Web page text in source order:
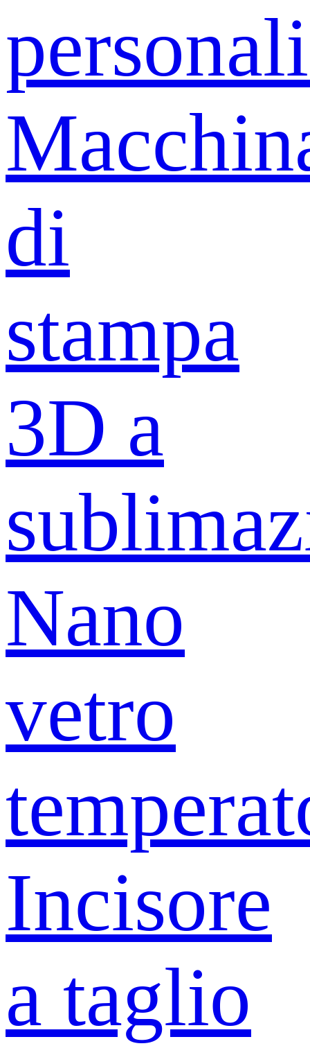
di
stampa
3D a
Nano
vetro
Incisore
a taglio